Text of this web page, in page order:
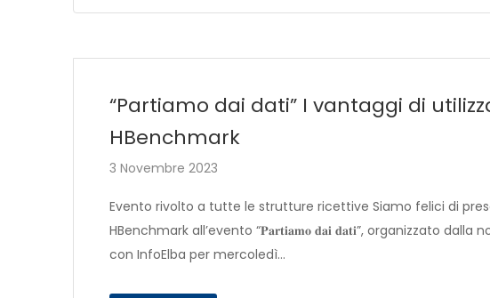
“Partiamo dai dati” I vantaggi di
HBenchmark
3 Novembre 2023
Evento rivolto a tutte le strutture ricettive Siamo felici di
HBenchmark all’evento “𝐏𝐚𝐫𝐭𝐢𝐚𝐦𝐨 𝐝𝐚𝐢 𝐝𝐚𝐭𝐢”, organizzato
con InfoElba per mercoledì…